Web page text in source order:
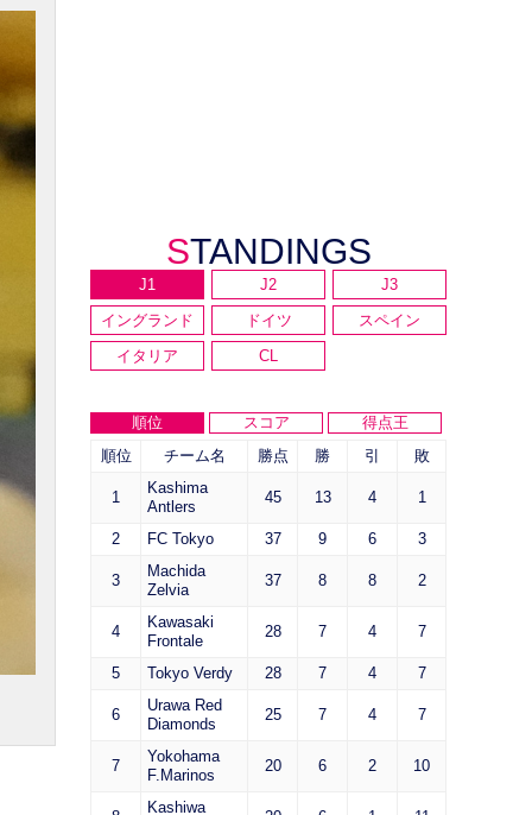
STANDINGS
J1 J2
J3
イングランド
ドイツ
スペイン
イタリア
CL
順位 スコア
得点王
順位
チーム名 勝点 勝 引 敗
1
Kashima
Antlers
45 13 4 1
2 FC Tokyo 37 9 6 3
3
Machida
Zelvia
37 8 8 2
4
Kawasaki
Frontale
28 7 4 7
5 Tokyo Verdy 28 7 4 7
6
Urawa Red
Diamonds
25 7 4 7
7
Yokohama
F.Marinos
20 6 2 10
Kashiwa